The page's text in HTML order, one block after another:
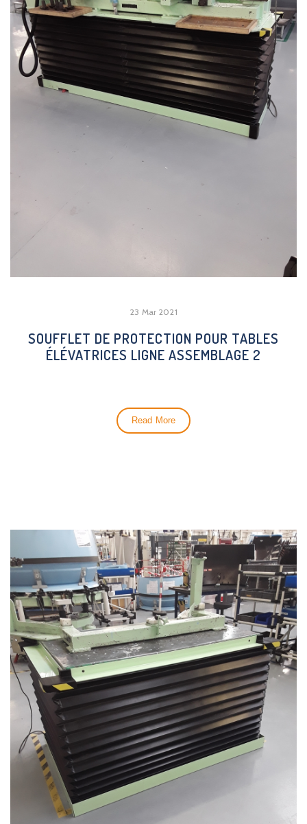
23 Mar 2021
SOUFFLET DE PROTECTION POUR TABLES
ÉLÉVATRICES LIGNE ASSEMBLAGE 2
Read More